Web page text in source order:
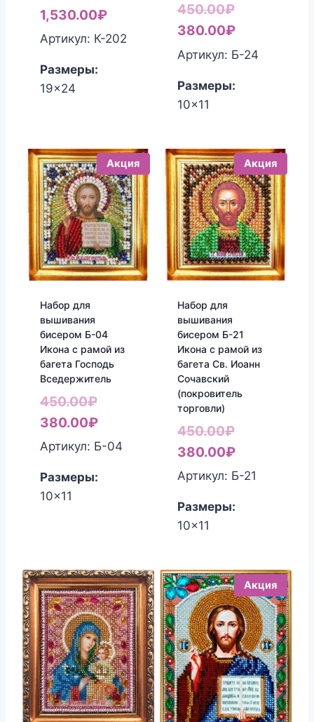
1,530.00₽
Артикул: К-202
Размеры:
19x24
450.00₽
цена
составляла
380.00₽Текущая
цена:
Артикул: Б-24
Размеры:
10x11
Акция
Набор для
вышивания
бисером Б-04
Икона с рамой из
багета Господь
Вседержитель
450.00₽Первоначальная
цена
составляла
380.00₽Текущая
цена:
Артикул: Б-04
Размеры:
10x11
Акция
Набор для
вышивания
бисером Б-21
Икона с рамой из
багета Св. Иоанн
Сочавский
(покровитель
торговли)
450.00₽
цена
составляла
380.00₽Текущая
цена:
Артикул: Б-21
Размеры:
10x11
Акция